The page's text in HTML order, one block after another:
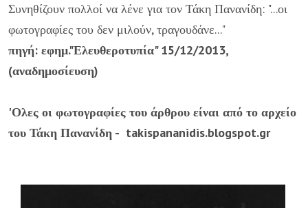
Συνηθίζουν πολλοί να λένε για τον Τάκη Πανανίδη: "...οι
φωτογραφίες του δεν μιλούν, τραγουδάνε..."
πηγή: εφημ."Ελευθεροτυπία" 15/12/2013,
(αναδημοσίευση)
'Ολες οι φωτογραφίες του άρθρου είναι από το αρχείο
του Τάκη Πανανίδη - takispananidis.blogspot.gr